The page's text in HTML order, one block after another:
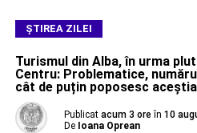
ŞTIREA ZILEI
Turismul din Alba, în urma
Centru: Problematice,
cât de puțin poposesc
Publicat acum 3 ore în 10
De Ioana Oprean